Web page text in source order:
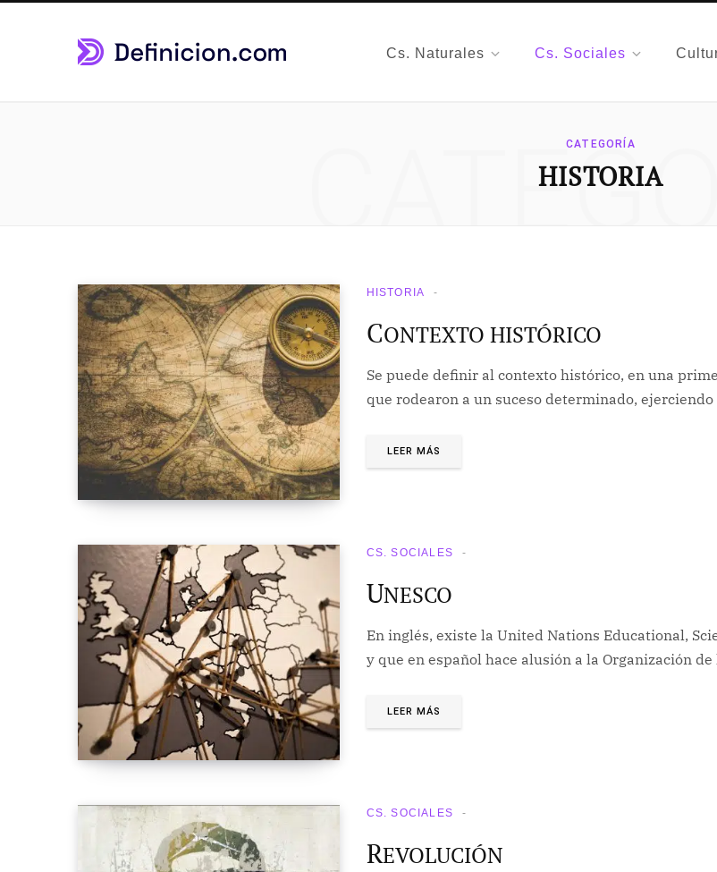
Cs. Naturales Cs. Sociales
CATEGORÍA
HISTORIA
HISTORIA
CONTEXTO HISTÓRICO
Se puede definir al contexto histórico, en una
que rodearon a un suceso determinado,
LEER MÁS
CS. SOCIALES
UNESCO
En inglés, existe la United Nations Educational,
y que en español hace alusión a la Organización
LEER MÁS
CS. SOCIALES
REVOLUCIÓN